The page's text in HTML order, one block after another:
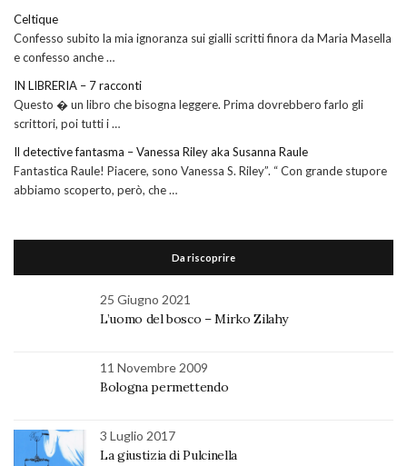
Celtique
Confesso subito la mia ignoranza sui gialli scritti finora da Maria Masella
e confesso anche …
IN LIBRERIA – 7 racconti
Questo � un libro che bisogna leggere. Prima dovrebbero farlo gli
scrittori, poi tutti i …
Il detective fantasma – Vanessa Riley aka Susanna Raule
Fantastica Raule! Piacere, sono Vanessa S. Riley”. “ Con grande stupore
abbiamo scoperto, però, che …
Da riscoprire
25 Giugno 2021
L’uomo del bosco – Mirko Zilahy
11 Novembre 2009
Bologna permettendo
3 Luglio 2017
La giustizia di Pulcinella